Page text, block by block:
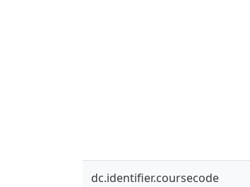
dc.identifier.coursecode